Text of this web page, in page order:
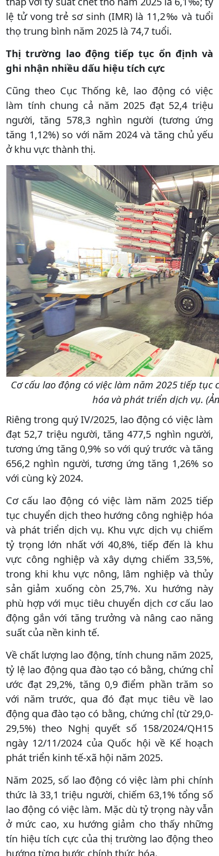
lệ tử vong trẻ sơ sinh (IMR) là 11,2‰ và tuổi
thọ trung bình năm 2025 là 74,7 tuổi.
Thị trường lao động tiếp tục ổn định và
ghi nhận nhiều dấu hiệu tích cực
Cũng theo Cục Thống kê, lao động có việc
làm tính chung cả năm 2025 đạt 52,4 triệu
người, tăng 578,3 nghìn người (tương ứng
tăng 1,12%) so với năm 2024 và tăng chủ yếu
ở khu vực thành thị.
Cơ cấu lao động có việc làm năm 2025 tiếp
hóa và phát triển dịch vụ.
Riêng trong quý IV/2025, lao động có việc làm
đạt 52,7 triệu người, tăng 477,5 nghìn người,
tương ứng tăng 0,9% so với quý trước và tăng
656,2 nghìn người, tương ứng tăng 1,26% so
với cùng kỳ 2024.
Cơ cấu lao động có việc làm năm 2025 tiếp
tục chuyển dịch theo hướng công nghiệp hóa
và phát triển dịch vụ. Khu vực dịch vụ chiếm
tỷ trọng lớn nhất với 40,8%, tiếp đến là khu
vực công nghiệp và xây dựng chiếm 33,5%,
trong khi khu vực nông, lâm nghiệp và thủy
sản giảm xuống còn 25,7%. Xu hướng này
phù hợp với mục tiêu chuyển dịch cơ cấu lao
động gắn với tăng trưởng và nâng cao năng
suất của nền kinh tế.
Về chất lượng lao động, tính chung năm 2025,
tỷ lệ lao động qua đào tạo có bằng, chứng chỉ
ước đạt 29,2%, tăng 0,9 điểm phần trăm so
với năm trước, qua đó đạt mục tiêu về lao
động qua đào tạo có bằng, chứng chỉ (từ 29,0-
29,5%) theo Nghị quyết số 158/2024/QH15
ngày 12/11/2024 của Quốc hội về Kế hoạch
phát triển kinh tế-xã hội năm 2025.
Năm 2025, số lao động có việc làm phi chính
thức là 33,1 triệu người, chiếm 63,1% tổng số
lao động có việc làm. Mặc dù tỷ trọng này vẫn
ở mức cao, xu hướng giảm cho thấy những
tín hiệu tích cực của thị trường lao động theo
hướng từng bước chính thức hóa.